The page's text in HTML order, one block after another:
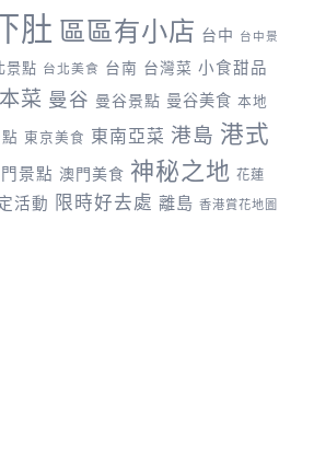
肚 區區有小店 台中 台中景
景點 台北美食 台南 台灣菜 小食甜品
菜 曼谷 曼谷景點 曼谷美食 本地
東京美食 東南亞菜 港島 港式
景點 澳門美食 神秘之地 花蓮
活動 限時好去處 離島 香港賞花地圖